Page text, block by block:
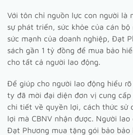
Với tôn chỉ nguồn lực con người là
sự phát triển, sức khỏe của cán bộ
sức mạnh của doanh nghiệp, Đạt
sách gần 1 tỷ đồng để mua bảo
cho tất cả người lao động.
Để giúp cho người lao động hiểu
ty đã mời đại diện đơn vị cung
chi tiết về quyền lợi, cách thức sử
lợi mà CBNV nhận được. Người
Đạt Phương mua tặng gói bảo bảo